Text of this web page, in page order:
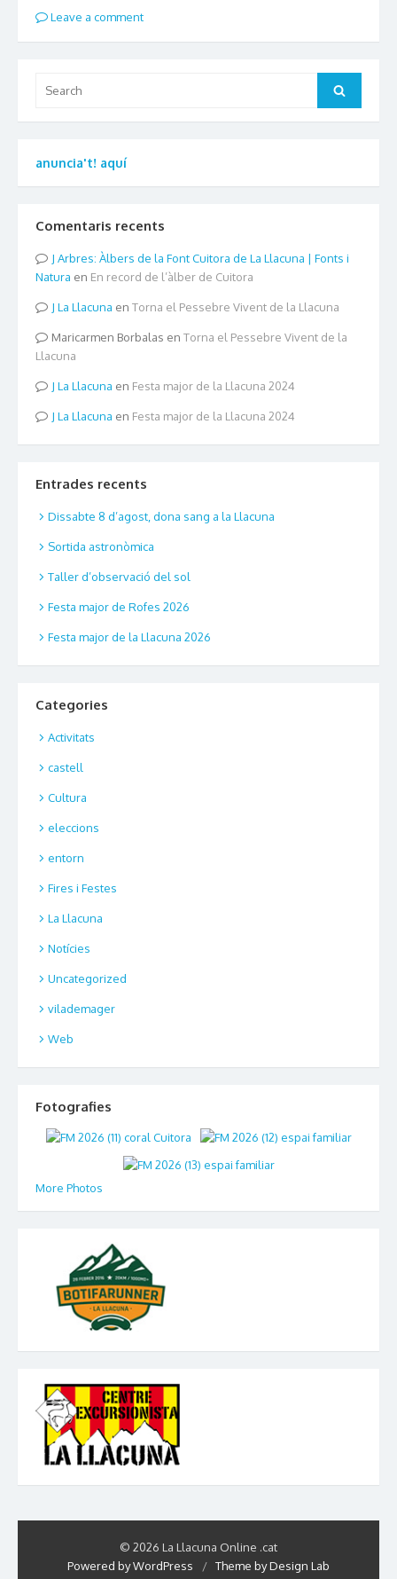
Leave a comment
for:
Search
anuncia't! aquí
Comentaris recents
Arbres: Àlbers de la Font Cuitora de La Llacuna | Fonts i
Natura en En record de l’àlber de Cuitora
La Llacuna en Torna el Pessebre Vivent de la Llacuna
Maricarmen Borbalas en Torna el Pessebre Vivent de la
Llacuna
La Llacuna en Festa major de la Llacuna 2024
La Llacuna en Festa major de la Llacuna 2024
Entrades recents
Dissabte 8 d’agost, dona sang a la Llacuna
Sortida astronòmica
Taller d’observació del sol
Festa major de Rofes 2026
Festa major de la Llacuna 2026
Categories
Activitats
castell
Cultura
eleccions
entorn
Fires i Festes
La Llacuna
Notícies
Uncategorized
vilademager
Web
Fotografies
More Photos
© 2026 La Llacuna Online .cat
Powered by WordPress
/ Theme by Design Lab